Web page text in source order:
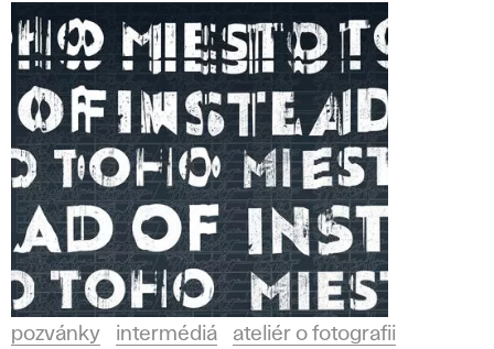
pozvánky intermédiá
ateliér o fotografii